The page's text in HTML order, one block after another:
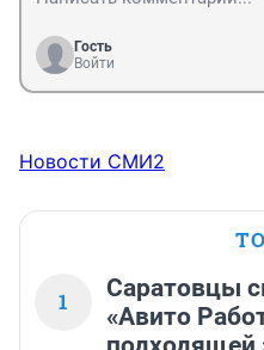
Гость
Войти
Новости СМИ2
1
Саратовцы
«Авито